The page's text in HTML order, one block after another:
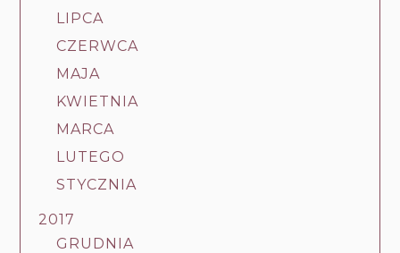
LIPCA
CZERWCA
MAJA
KWIETNIA
MARCA
LUTEGO
STYCZNIA
2017
GRUDNIA